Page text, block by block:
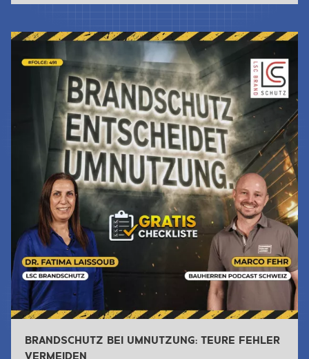
BRANDSCHUTZ BEI UMNUTZUNG: TEURE FEHLER
Jetzt Lesen & Hören